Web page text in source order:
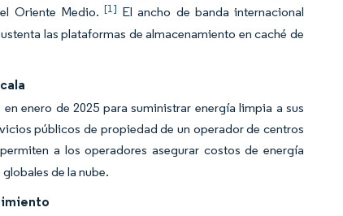
Oriente Medio. [1] El ancho de banda internacional
las plataformas de almacenamiento en caché de
enero de 2025 para suministrar energía limpia a sus
públicos de propiedad de un operador de centros
a los operadores asegurar costos de energía
de la nube.